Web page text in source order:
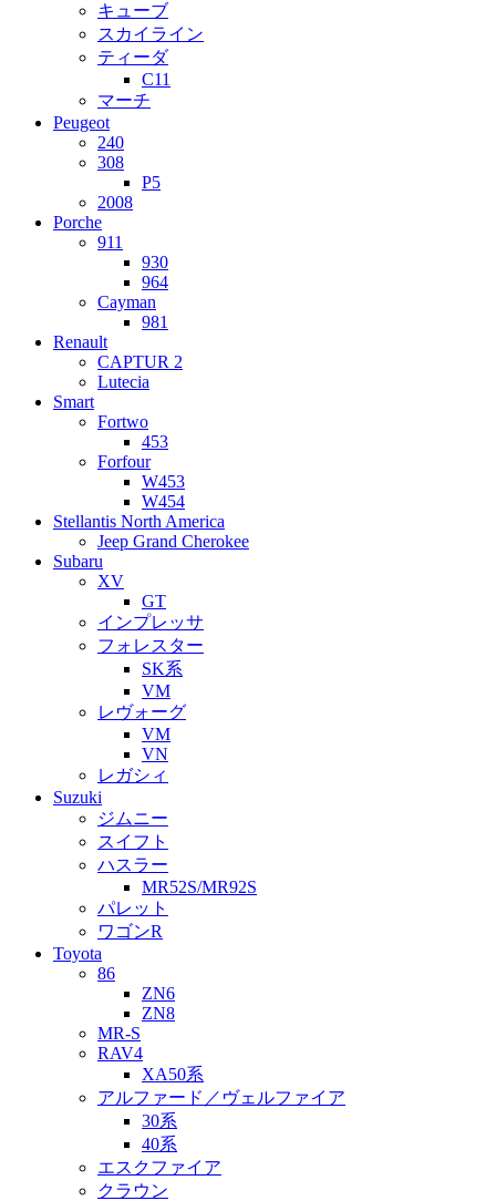
キューブ
スカイライン
ティーダ
C11
マーチ
Peugeot
240
308
P5
2008
Porche
911
930
964
Cayman
981
Renault
CAPTUR 2
Lutecia
Smart
Fortwo
453
Forfour
W453
W454
Stellantis North America
Jeep Grand Cherokee
Subaru
XV
GT
インプレッサ
フォレスター
SK系
VM
レヴォーグ
VM
VN
レガシィ
Suzuki
ジムニー
スイフト
ハスラー
MR52S/MR92S
パレット
ワゴンR
Toyota
86
ZN6
ZN8
MR-S
RAV4
XA50系
アルファード／ヴェルファイア
30系
40系
エスクファイア
クラウン